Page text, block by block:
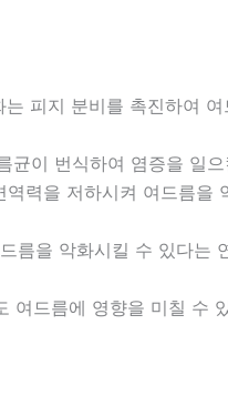
피지 분비를 촉진하여 여
균이 번식하여 염증을 일으
력을 저하시켜 여드름을
름을 악화시킬 수 있다는
여드름에 영향을 미칠 수